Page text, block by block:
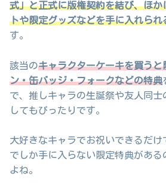
式」と正式に版権契約を結び、ほ
トや限定グッズなどを手に入れられ
す。
該当のキャラクターケーキを買うと
ン・缶バッジ・フォークなどの特典
で、推しキャラの生誕祭や友人同士
してもぴったりです。
大好きなキャラでお祝いできるだけ
でしか手に入らない限定特典がある
よね。